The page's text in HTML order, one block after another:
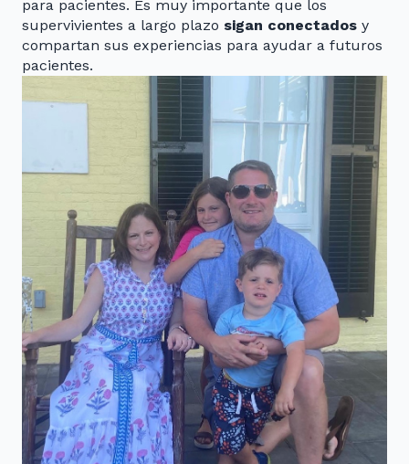
para pacientes. Es muy importante que los
supervivientes a largo plazo sigan conectados y
compartan sus experiencias para ayudar a futuros
pacientes.